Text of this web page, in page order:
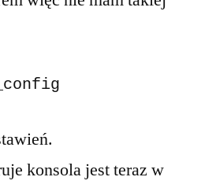
konsola jest teraz w